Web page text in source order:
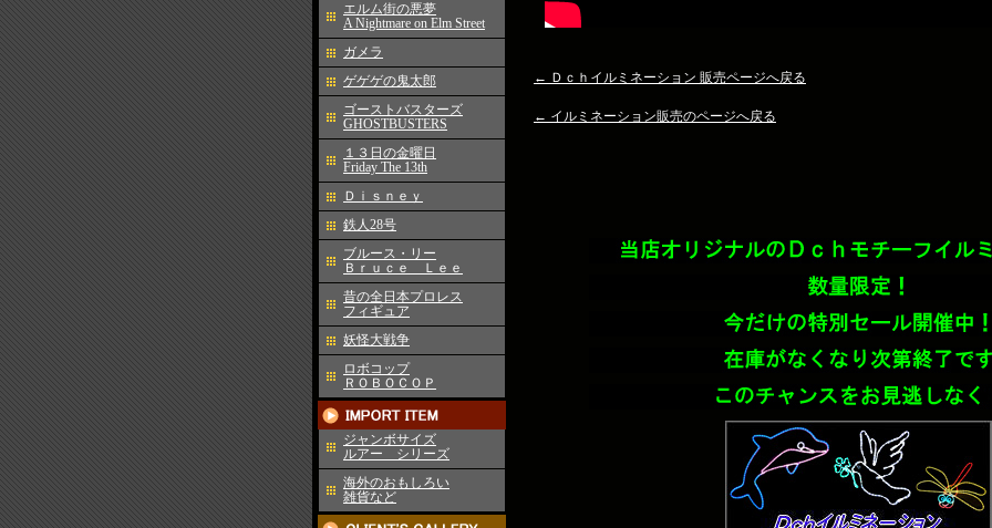
エルム街の悪夢
A Nightmare on Elm Street
ガメラ
ゲゲゲの鬼太郎
ゴーストバスターズ
GHOSTBUSTERS
１３日の金曜日
Friday The 13th
Ｄｉｓｎｅｙ
鉄人28号
ブルース・リー
Ｂｒｕｃｅ Ｌｅｅ
昔の全日本プロレス
フィギュア
妖怪大戦争
ロボコップ
ＲＯＢＯＣＯＰ
ジャンボサイズ
ルアー シリーズ
海外のおもしろい
雑貨など
← Ｄｃｈイルミネーション 販売ページへ戻る
← イルミネーション販売のページへ戻る